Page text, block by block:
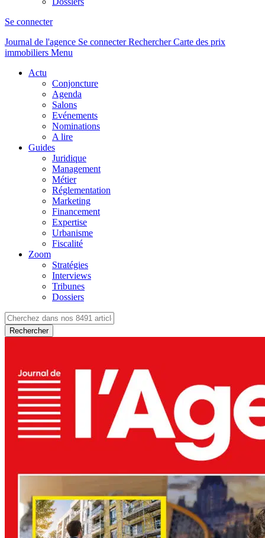
Se connecter
Journal de l'agence Se connecterRechercher Carte des prix
immobiliers Menu
Actu
Conjoncture
Agenda
Salons
Evénements
Nominations
A lire
Guides
Juridique
Management
Métier
Réglementation
Marketing
Financement
Expertise
Urbanisme
Fiscalité
Zoom
Stratégies
Interviews
Tribunes
Dossiers
Rechercher